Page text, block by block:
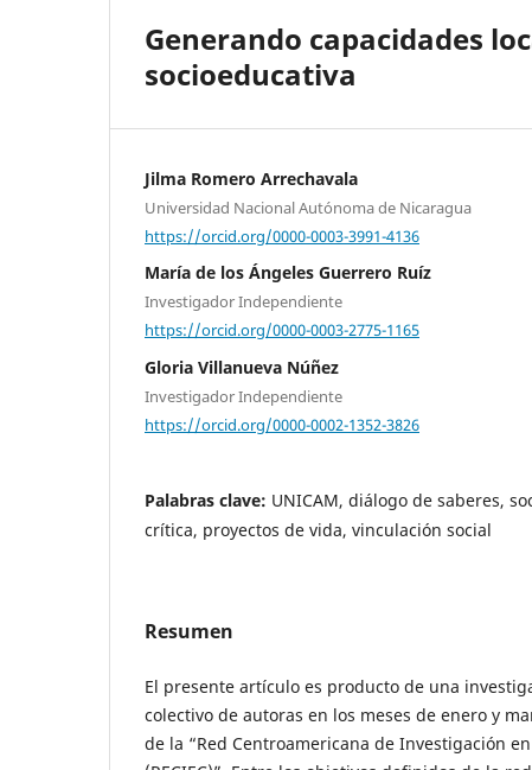
Generando capacidades
socioeducativa
Jilma Romero Arrechavala
Universidad Nacional Autónoma de Nicaragua
https://orcid.org/0000-0003-3991-4136
María de los Ángeles Guerrero Ruíz
Investigador Independiente
https://orcid.org/0000-0003-2775-1165
Gloria Villanueva Núñez
Investigador Independiente
https://orcid.org/0000-0002-1352-3826
Palabras clave: UNICAM, diálogo de saberes,
crítica, proyectos de vida, vinculación social
Resumen
El presente artículo es producto de una
colectivo de autoras en los meses de enero y
de la “Red Centroamericana de Investigación